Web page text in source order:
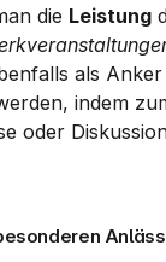
die Leistung
als
indem
oder